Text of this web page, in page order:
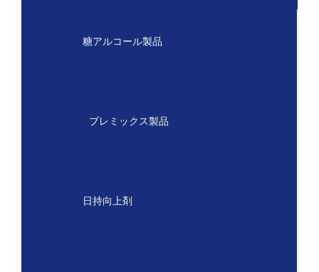
糖アルコール製品
プレミックス製品
日持向上剤